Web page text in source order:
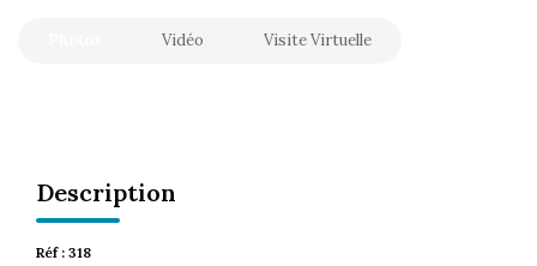
Vidéo Visite Virtuelle
Description
Réf : 318